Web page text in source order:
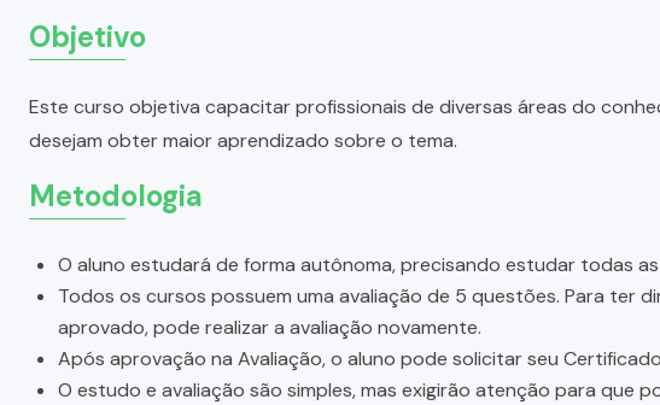
Objetivo
Este curso objetiva capacitar profissionais de diversas áreas do
desejam obter maior aprendizado sobre o tema.
Metodologia
O aluno estudará de forma autônoma, precisando estudar todas
Todos os cursos possuem uma avaliação de 5 questões. Para ter
aprovado, pode realizar a avaliação novamente.
Após aprovação na Avaliação, o aluno pode solicitar seu
O estudo e avaliação são simples, mas exigirão atenção para que